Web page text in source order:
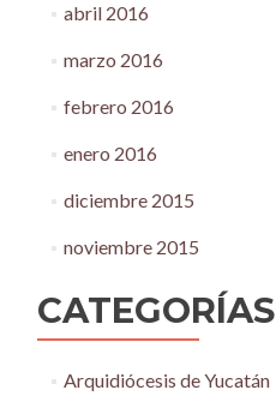
abril 2016
marzo 2016
febrero 2016
enero 2016
diciembre 2015
noviembre 2015
CATEGORÍAS
Arquidiócesis de Yucatán